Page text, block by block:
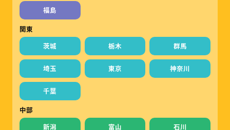
福島
関東
茨城
栃木 群馬
埼玉 東京 神奈川
千葉
中部
新潟
富山 石川